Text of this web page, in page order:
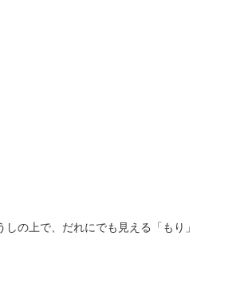
の上で、だれにでも見える「もり」